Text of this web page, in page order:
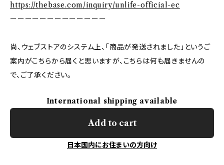
https://thebase.com/inquiry/unlife-official-ec
ーーーーーーーーーーーーー
尚、ウェブストアのシステム上、「商品が発送されました」というご
案内がこちらから届くと思いますが、こちらは何も届きませんの
で、ご了承ください。
International shipping available
Add to cart
日本国内にお住まいの方向け